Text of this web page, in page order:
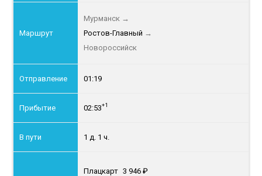
Мурманск →
Ростов-Главный →
Новороссийск
01:19
02:53+1
1 д. 1 ч.
Плацкарт 3 946